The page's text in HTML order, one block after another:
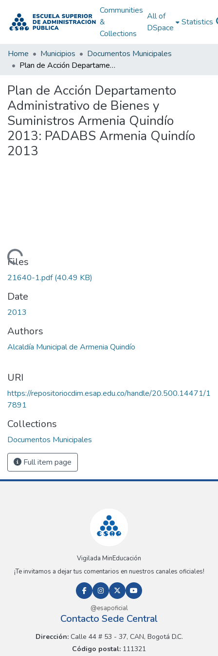
Communities
&
Collections
All of
DSpace
Statistics
Home Municipios
Documentos Municipales
Plan de Acción Departamento Administrativo de Bienes y Suministros Armenia Quindío 2013: PADABS Armenia Quindío 2013
Plan de Acción Departamento
Administrativo de Bienes y
Suministros Armenia Quindío
2013: PADABS Armenia Quindío
2013
Loading...
Files
21640-1.pdf(40.49 KB)
Date
2013
Authors
Alcaldía Municipal de Armenia Quindío
URI
https://repositoriocdim.esap.edu.co/handle/20.500.14471/1
7891
Collections
Documentos Municipales
Full item page
Vigilada MinEducación
¡Te invitamos a dejar tus comentarios en nuestros canales oficiales!
@esapoficial
Contacto Sede Central
Dirección:Calle 44 # 53 - 37, CAN, Bogotá D.C.
Código postal: 111321